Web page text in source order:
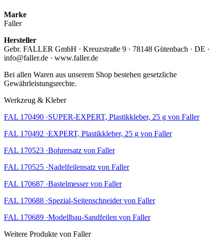
Marke
Faller
Hersteller
Gebr. FALLER GmbH · Kreuzstraße 9 · 78148 Gütenbach · DE ·
info@faller.de · www.faller.de
Bei allen Waren aus unserem Shop bestehen gesetzliche
Gewährleistungsrechte.
Werkzeug & Kleber
FAL 170490 ·SUPER-EXPERT, Plastikkleber, 25 g von Faller
FAL 170492 ·EXPERT, Plastikkleber, 25 g von Faller
FAL 170523 ·Bohrersatz von Faller
FAL 170525 ·Nadelfeilensatz von Faller
FAL 170687 ·Bastelmesser von Faller
FAL 170688 ·Spezial-Seitenschneider von Faller
FAL 170689 ·Modellbau-Sandfeilen von Faller
Weitere Produkte von Faller